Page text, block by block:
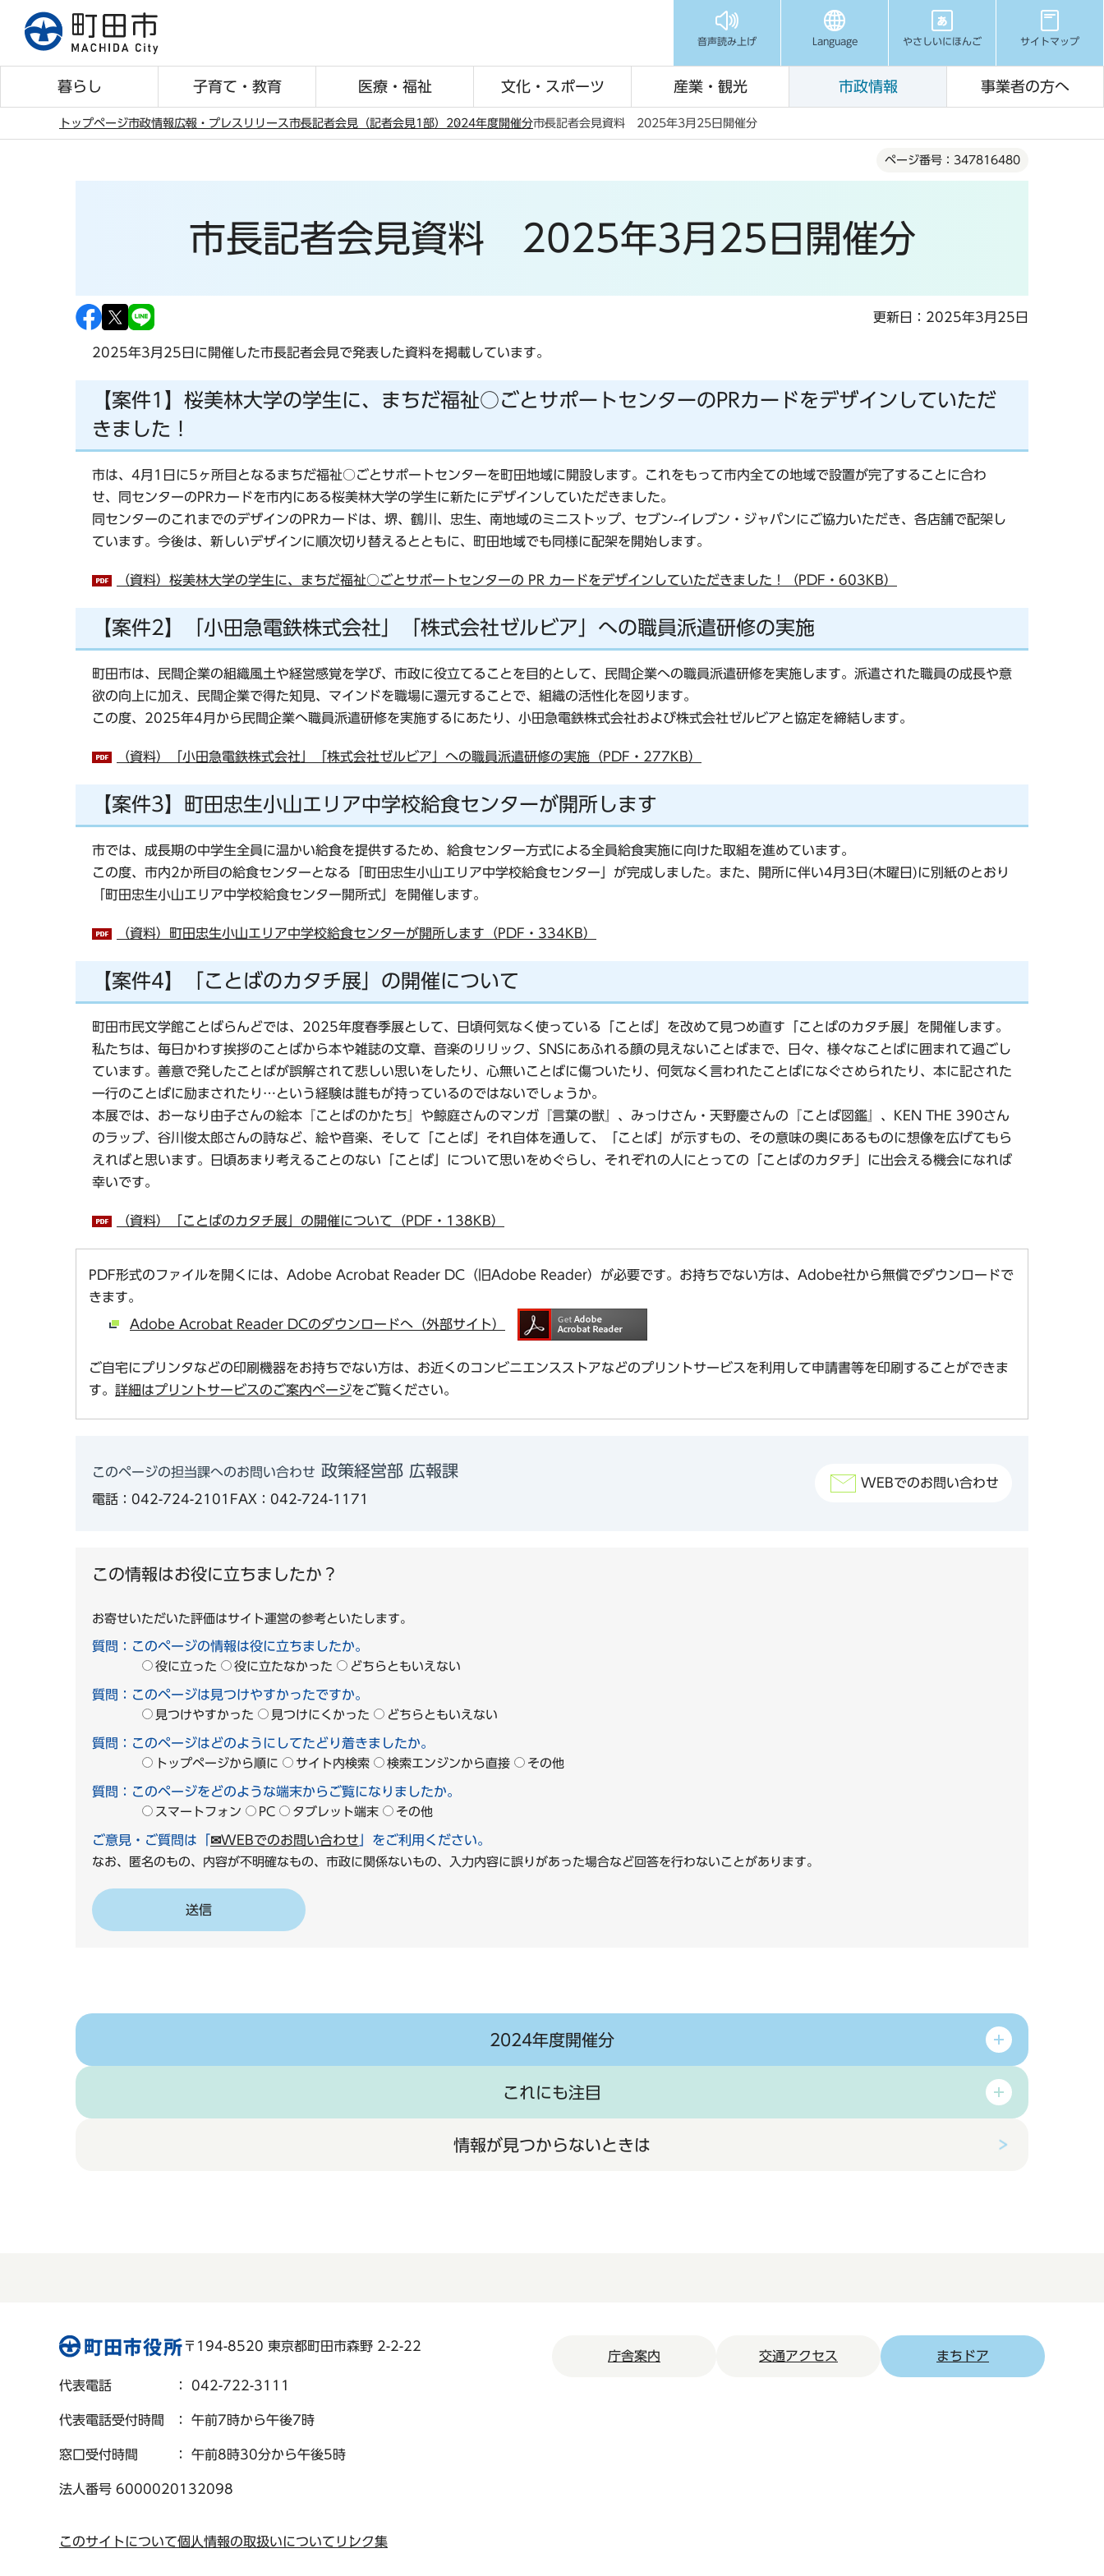
先
音声読み上げ Language やさしいにほんご サイトマップ
暮らし 子育て・教育 医療・福祉 文化・スポーツ 産業・観光 市政情報 事業者の方へ
トップページ市政情報広報・プレスリリース市長記者会見（記者会見1部） 2024年度開催分市長記者会見資料 2025年3月25日開催分
ページ番号：347816480
市長記者会見資料 2025年3月25日開催分
更新日：2025年3月25日
2025年3月25日に開催した市長記者会見で発表した資料を掲載しています。
【案件1】桜美林大学の学生に、まちだ福祉○ごとサポートセンターのPRカードをデザインしていただ
きました！
市は、4月1日に5ヶ所目となるまちだ福祉○ごとサポートセンターを町田地域に開設します。これをもって市内全ての地域で設置が完了することに合わ
せ、同センターのPRカードを市内にある桜美林大学の学生に新たにデザインしていただきました。
同センターのこれまでのデザインのPRカードは、堺、鶴川、忠生、南地域のミニストップ、セブン-イレブン・ジャパンにご協力いただき、各店舗で配架し
ています。今後は、新しいデザインに順次切り替えるとともに、町田地域でも同様に配架を開始します。
（資料）桜美林大学の学生に、まちだ福祉○ごとサポートセンターの PR カードをデザインしていただきました！（PDF・603KB）
【案件2】「小田急電鉄株式会社」「株式会社ゼルビア」への職員派遣研修の実施
町田市は、民間企業の組織風土や経営感覚を学び、市政に役立てることを目的として、民間企業への職員派遣研修を実施します。派遣された職員の成長や意
欲の向上に加え、民間企業で得た知見、マインドを職場に還元することで、組織の活性化を図ります。
この度、2025年4月から民間企業へ職員派遣研修を実施するにあたり、小田急電鉄株式会社および株式会社ゼルビアと協定を締結します。
（資料）「小田急電鉄株式会社」「株式会社ゼルビア」への職員派遣研修の実施（PDF・277KB）
【案件3】町田忠生小山エリア中学校給食センターが開所します
市では、成長期の中学生全員に温かい給食を提供するため、給食センター方式による全員給食実施に向けた取組を進めています。
この度、市内2か所目の給食センターとなる「町田忠生小山エリア中学校給食センター」が完成しました。また、開所に伴い4月3日(木曜日)に別紙のとおり
「町田忠生小山エリア中学校給食センター開所式」を開催します。
（資料）町田忠生小山エリア中学校給食センターが開所します（PDF・334KB）
【案件4】「ことばのカタチ展」の開催について
町田市民文学館ことばらんどでは、2025年度春季展として、日頃何気なく使っている「ことば」を改めて見つめ直す「ことばのカタチ展」を開催します。
私たちは、毎日かわす挨拶のことばから本や雑誌の文章、音楽のリリック、SNSにあふれる顔の見えないことばまで、日々、様々なことばに囲まれて過ごし
ています。善意で発したことばが誤解されて悲しい思いをしたり、心無いことばに傷ついたり、何気なく言われたことばになぐさめられたり、本に記された
一行のことばに励まされたり…という経験は誰もが持っているのではないでしょうか。
本展では、おーなり由子さんの絵本『ことばのかたち』や鯨庭さんのマンガ『言葉の獣』、みっけさん・天野慶さんの『ことば図鑑』、KEN THE 390さん
のラップ、谷川俊太郎さんの詩など、絵や音楽、そして「ことば」それ自体を通して、「ことば」が示すもの、その意味の奥にあるものに想像を広げてもら
えればと思います。日頃あまり考えることのない「ことば」について思いをめぐらし、それぞれの人にとっての「ことばのカタチ」に出会える機会になれば
幸いです。
（資料）「ことばのカタチ展」の開催について（PDF・138KB）
PDF形式のファイルを開くには、Adobe Acrobat Reader DC（旧Adobe Reader）が必要です。お持ちでない方は、Adobe社から無償でダウンロードで
きます。
Adobe Acrobat Reader DCのダウンロードへ（外部サイト）
ご自宅にプリンタなどの印刷機器をお持ちでない方は、お近くのコンビニエンスストアなどのプリントサービスを利用して申請書等を印刷することができま
す。 詳細はプリントサービスのご案内ページをご覧ください。
このページの担当課へのお問い合わせ 政策経営部 広報課
電話：042-724-2101 FAX：042-724-1171
WEBでのお問い合わせ
この情報はお役に立ちましたか？
お寄せいただいた評価はサイト運営の参考といたします。
質問：このページの情報は役に立ちましたか。
役に立った 役に立たなかった どちらともいえない
質問：このページは見つけやすかったですか。
見つけやすかった 見つけにくかった どちらともいえない
質問：このページはどのようにしてたどり着きましたか。
トップページから順に サイト内検索 検索エンジンから直接 その他
質問：このページをどのような端末からご覧になりましたか。
スマートフォン PC タブレット端末 その他
ご意見・ご質問は「 ✉WEBでのお問い合わせ 」をご利用ください。
なお、匿名のもの、内容が不明確なもの、市政に関係ないもの、入力内容に誤りがあった場合など回答を行わないことがあります。
2024年度開催分
これにも注目
情報が見つからないときは
〒194-8520 東京都町田市森野 2-2-22
代表電話 ： 042-722-3111
代表電話受付時間 ： 午前7時から午後7時
窓口受付時間 ： 午前8時30分から午後5時
法人番号 6000020132098
このサイトについて個人情報の取扱いについて リンク集
庁舎案内 交通アクセス まちドア